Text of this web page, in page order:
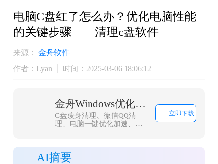
电脑C盘红了怎么办？优化电脑性能
的关键步骤——清理c盘软件
来源：
金舟软件
作者：Lyan
时间：2025-03-06 18:06:12
金舟Windows优化大师
C盘瘦身清理、微信QQ清
理、电脑一键优化加速、浏
优化工具，轻松解决C盘爆
红问题
立即下载
AI摘要